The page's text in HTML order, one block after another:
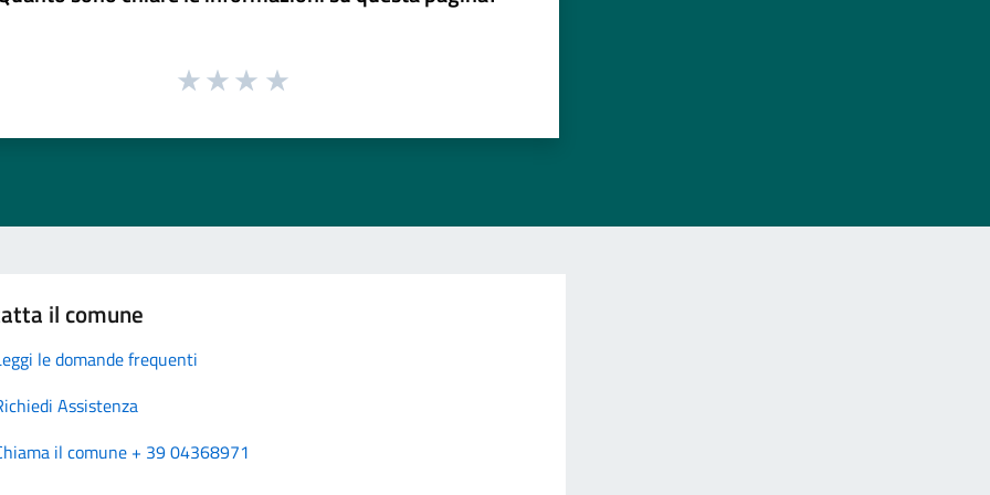
il comune
le domande frequenti
Assistenza
il comune + 39 04368971